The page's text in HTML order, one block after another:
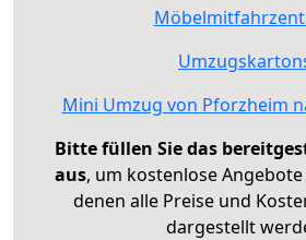
Mini Umzug von Pforzheim
Bitte füllen Sie das
aus, um kostenlose
denen alle Preise und
dargestellt